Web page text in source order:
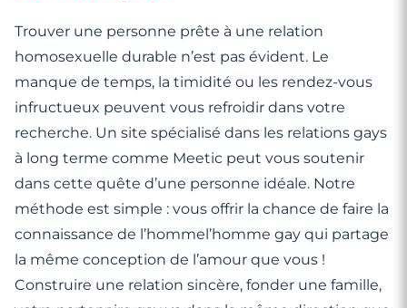
Trouver une personne prête à une relation
homosexuelle durable n’est pas évident. Le
manque de temps, la timidité ou les rendez-vous
infructueux peuvent vous refroidir dans votre
recherche. Un site spécialisé dans les relations gays
à long terme comme Meetic peut vous soutenir
dans cette quête d’une personne idéale. Notre
méthode est simple : vous offrir la chance de faire la
connaissance de l’hommel’homme gay qui partage
la même conception de l’amour que vous !
Construire une relation sincère, fonder une famille,